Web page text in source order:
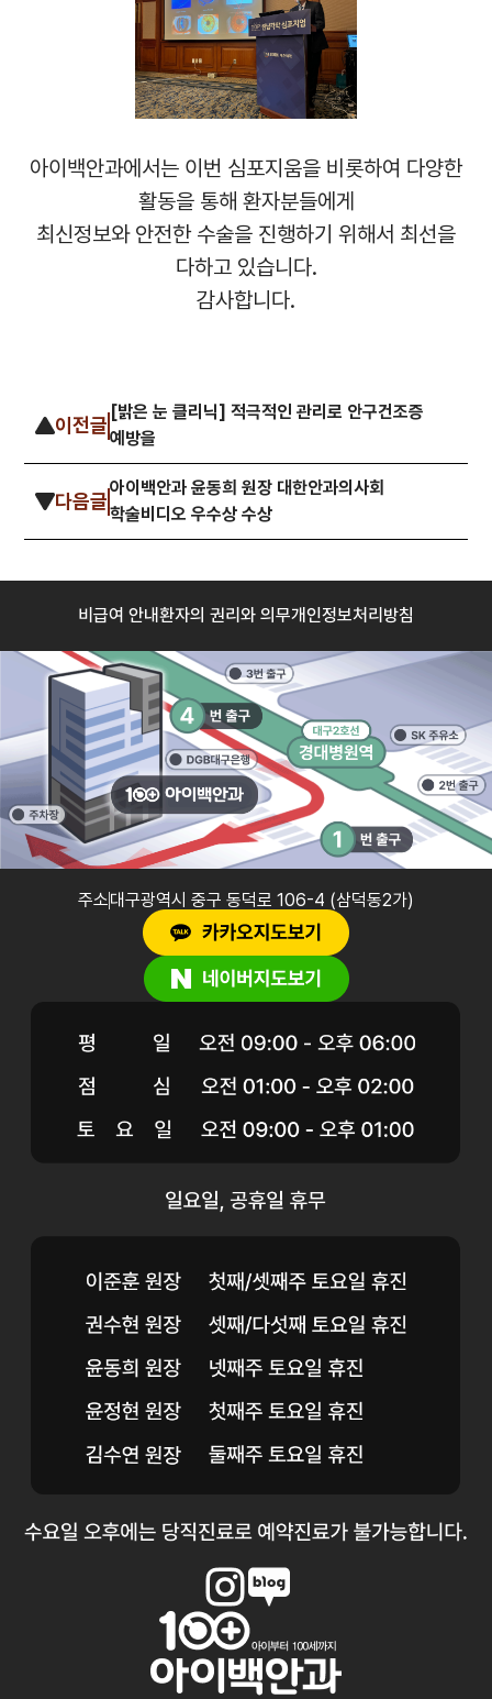
아이백안과에서는 이번 심포지움을 비롯하여 다양한
활동을 통해 환자분들에게
최신정보와 안전한 수술을 진행하기 위해서 최선을
다하고 있습니다.
감사합니다.
이전글
[밝은 눈 클리닉] 적극적인 관리로 안구건조증
예방을
다음글
아이백안과 윤동희 원장 대한안과의사회
학술비디오 우수상 수상
비급여 안내환자의 권리와 의무개인정보처리방침
주소대구광역시 중구 동덕로 106-4 (삼덕동2가)